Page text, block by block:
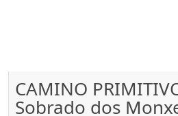
CAMINO
Sobrado dos